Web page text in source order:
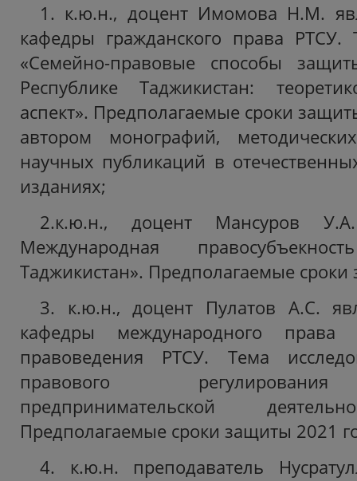
1. к.ю.н., доцент Имомова Н.М.
кафедры гражданского права РТСУ.
«Семейно-правовые способы
Республике Таджикистан:
аспект». Предполагаемые сроки
автором монографий,
научных публикаций в
изданиях;
2.к.ю.н., доцент Мансуров
Международная
Таджикистан». Предполагаемые
3. к.ю.н., доцент Пулатов А.С.
кафедры международного права
правоведения РТСУ. Тема
правового
предпринимательской
Предполагаемые сроки защиты 2021
4. к.ю.н. преподаватель